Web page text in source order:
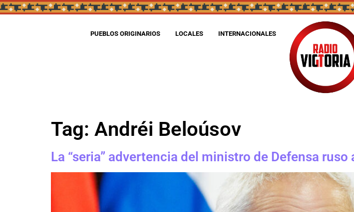
PUEBLOS ORIGINARIOS LOCALES INTERNACIONALES
Tag: Andréi Beloúsov
La “seria” advertencia del ministro de Defensa